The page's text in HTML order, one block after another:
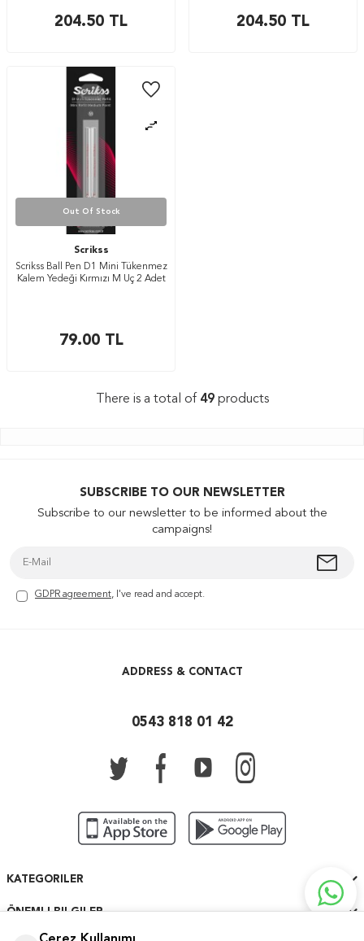
204.50 TL 204.50 TL
Out Of Stock
Scrikss
Scrikss Ball Pen D1 Mini Tükenmez
Kalem Yedeği Kırmızı M Uç 2 Adet
79.00TL
There is a total of 49products
SUBSCRIBE TO OUR NEWSLETTER
Subscribe to our newsletter to be informed about the
campaigns!
GDPR agreement, I've read and accept.
ADDRESS & CONTACT
0543 818 01 42
KATEGORILER
ÖNEMLI BILGILER